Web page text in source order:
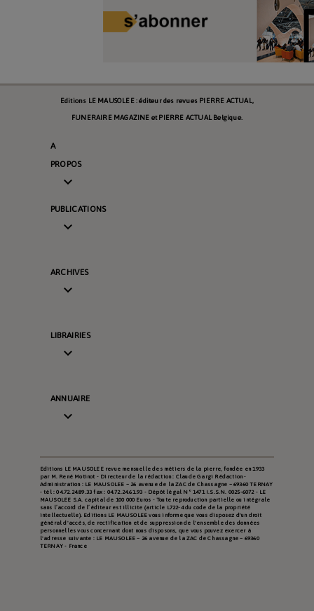
Editions LE MAUSOLEE : éditeur des revues PIERRE ACTUAL,
FUNERAIRE MAGAZINE et PIERRE ACTUAL Belgique.
A
PROPOS

PUBLICATIONS

ARCHIVES

LIBRAIRIES

ANNUAIRE

Editions LE MAUSOLEE revue mensuelle des métiers de la pierre, fondée en 1933
par M. René Motinot - Directeur de la rédaction : Claude Gargi Rédaction -
Administration : LE MAUSOLEE – 26 avenue de la ZAC de Chassagne – 69360 TERNAY
- tél : 04.72.24.89.33 fax : 04.72.24.61.93 - Dépôt légal N° 1471 I.S.S.N. 0025-6072 - LE
MAUSOLEE S.A. capital de 100 000 Euros - Toute reproduction partielle ou intégrale
sans l’accord de l’éditeur est illicite (article L722-4 du code de la propriété
intellectuelle). Editions LE MAUSOLEE vous informe que vous disposez d'un droit
général d'accès, de rectification et de suppression de l'ensemble des données
personnelles vous concernant dont nous disposons, que vous pouvez exercer à
l'adresse suivante : LE MAUSOLEE – 26 avenue de la ZAC de Chassagne – 69360
TERNAY - France